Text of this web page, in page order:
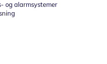
og alarmsystemer